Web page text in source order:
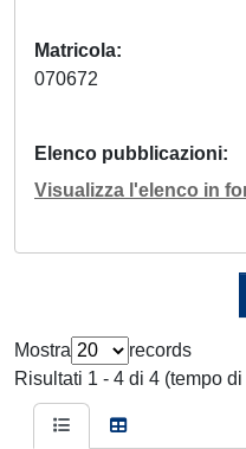
Matricola
070672
Elenco pubblicazioni
Visualizza l'elenco in
Mostra
records
Risultati 1 - 4 di 4 (tempo